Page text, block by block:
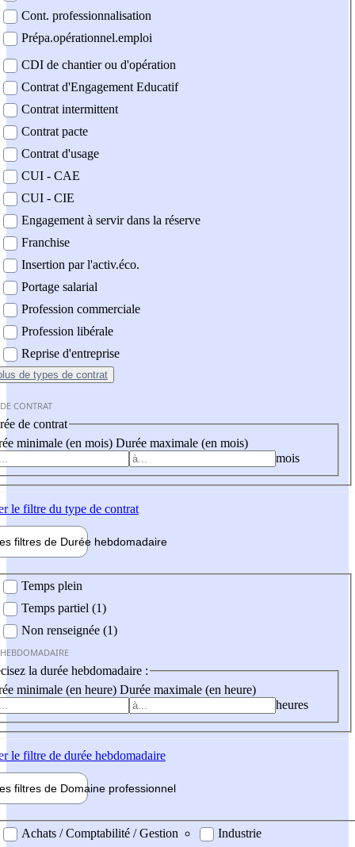
Cont. professionnalisation
Prépa.opérationnel.emploi
CDI de chantier ou d'opération
Contrat d'Engagement Educatif
Contrat intermittent
Contrat pacte
Contrat d'usage
CUI - CAE
CUI - CIE
Engagement à servir dans la réserve
Franchise
Insertion par l'activ.éco.
Portage salarial
Profession commerciale
Profession libérale
Reprise d'entreprise
de types de contrat
CONTRAT
de contrat
minimale (en mois) Durée maximale (en mois)
mois
le filtre du type de contrat
filtres de Durée hebdomadaire
Temps plein
Temps partiel (1)
Non renseignée (1)
la durée hebdomadaire :
minimale (en heure) Durée maximale (en heure)
heures
le filtre de durée hebdomadaire
filtres de Domaine professionnel
professionel
Achats / Comptabilité / Gestion
Industrie